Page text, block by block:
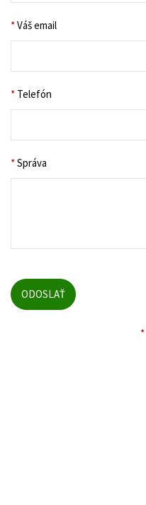
*Váš email
* Telefón
*Správa
*